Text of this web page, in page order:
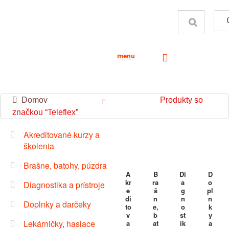
menu
Domov
Produkty so
značkou “Teleflex”
Akreditované kurzy a
školenia
Brašne, batohy, púzdra
Diagnostika a prístroje
Doplnky a darčeky
Lekárničky, hasiace
A
kr
e
di
to
v
a
B
ra
š
n
e,
b
at
Di
a
g
n
o
st
ik
D
o
pl
n
k
y
a